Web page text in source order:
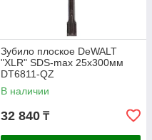
Зубило плоское DeWALT
"XLR" SDS-max 25х300мм
DT6811-QZ
В наличии
32 840 ₸